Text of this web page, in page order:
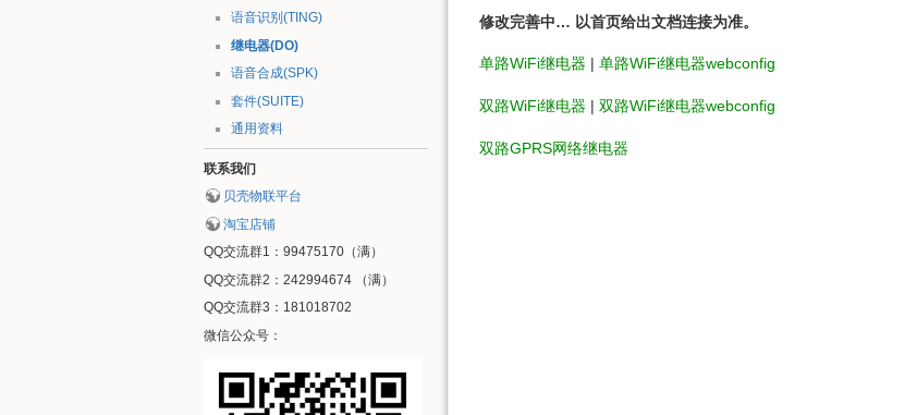
语音识别(TING)
继电器(DO)
语音合成(SPK)
套件(SUITE)
通用资料
联系我们
贝壳物联平台
淘宝店铺
QQ交流群1：99475170（满）
QQ交流群2：242994674 （满）
QQ交流群3：181018702
微信公众号：
修改完善中… 以首页给出文档连接为准。
单路WiFi继电器 | 单路WiFi继电器webconfig
双路WiFi继电器 | 双路WiFi继电器webconfig
双路GPRS网络继电器